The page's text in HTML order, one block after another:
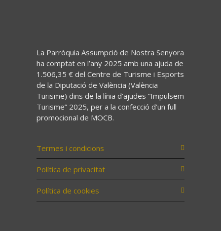
La Parròquia Assumpció de Nostra Senyora
ha comptat en l’any 2025 amb una ajuda de
1.506,35 € del Centre de Turisme i Esports
de la Diputació de València (València
Turisme) dins de la línia d’ajudes “Impulsem
Turisme” 2025, per a la confecció d’un full
promocional de MOCB.
Termes i condicions
Política de privacitat
Política de cookies